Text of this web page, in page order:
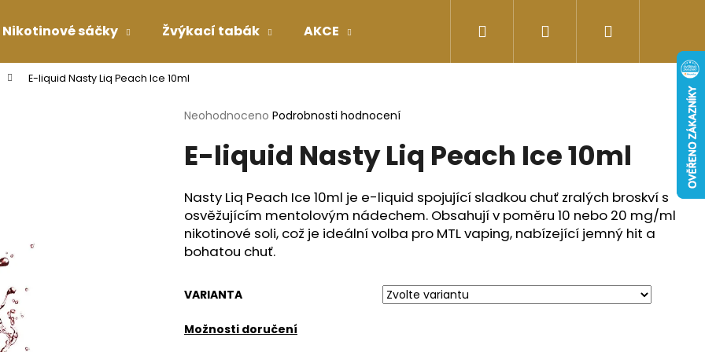
Nikotinové sáčky Žvýkací tabák AKCE Doplňky stravy Energy-kofeinové
Přihlášení
E-liquid Nasty Liq Peach Ice 10ml
Průměrné
produktu
je
z
5
hvězdiček.
Neohodnoceno Podrobnosti hodnocení
E-liquid Nasty Liq Peach Ice 10ml
Nasty Liq Peach Ice 10ml je e-liquid spojující sladkou chuť zralých broskví s
osvěžujícím mentolovým nádechem. Obsahují v poměru 10 nebo 20 mg/ml
nikotinové soli, což je ideální volba pro MTL vaping, nabízející jemný hit a
bohatou chuť.
VARIANTA
Možnosti doručení
Co potřebujete najít?
HLEDAT
Následující